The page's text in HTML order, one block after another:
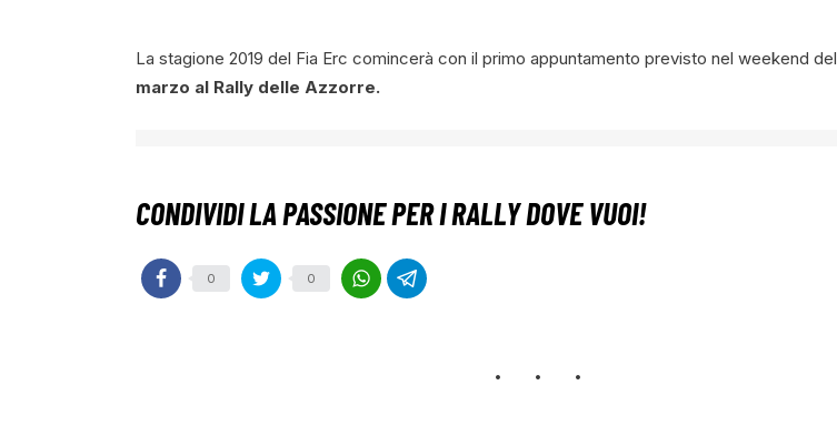
La stagione 2019 del Fia Erc comincerà con il primo appuntamento previsto nel weekend del
marzo al Rally delle Azzorre.
0 0